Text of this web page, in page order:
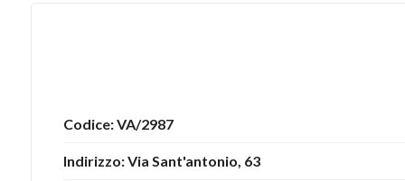
Codice: VA/2987
Indirizzo: Via Sant'antonio, 63